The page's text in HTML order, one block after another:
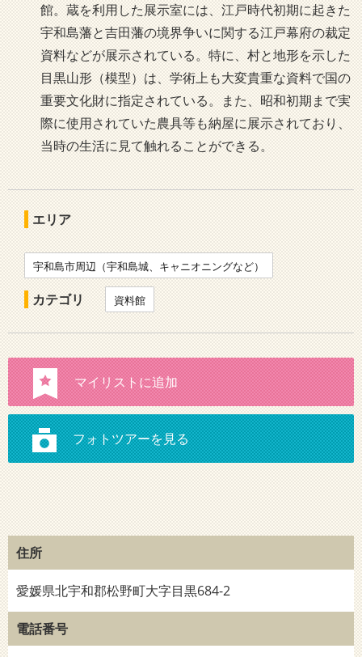
館。蔵を利用した展示室には、江戸時代初期に起きた
宇和島藩と吉田藩の境界争いに関する江戸幕府の裁定
資料などが展示されている。特に、村と地形を示した
目黒山形（模型）は、学術上も大変貴重な資料で国の
重要文化財に指定されている。また、昭和初期まで実
際に使用されていた農具等も納屋に展示されており、
当時の生活に見て触れることができる。
エリア
宇和島市周辺（宇和島城、キャニオニングなど）
カテゴリ 資料館
住所
愛媛県北宇和郡松野町大字目黒684-2
電話番号